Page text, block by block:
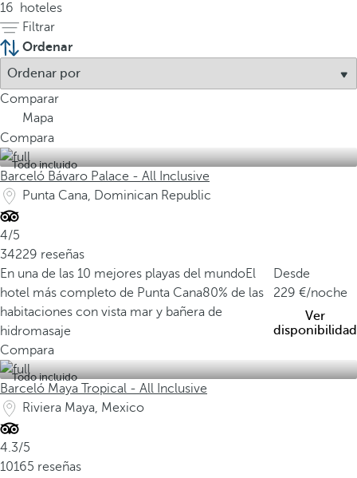
16
hoteles
Filtrar
Ordenar
Comparar
Mapa
Compara
Todo incluido
Barceló Bávaro Palace - All Inclusive
Punta Cana, Dominican Republic
4/5
34229 reseñas
En una de las 10 mejores playas del mundoEl
hotel más completo de Punta Cana80% de las
habitaciones con vista mar y bañera de
hidromasaje
Desde
229
/noche
Ver
disponibilidad
Compara
Todo incluido
Barceló Maya Tropical - All Inclusive
Riviera Maya, Mexico
4.3/5
10165 reseñas